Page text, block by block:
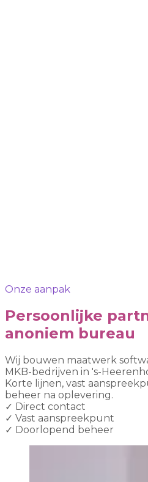
Onze aanpak
Persoonlijke
anoniem bureau
Wij bouwen maatwerk
MKB-bedrijven in 's-
Korte lijnen, vast
beheer na oplevering.
✓ Direct contact
✓ Vast aanspreekpunt
✓ Doorlopend beheer